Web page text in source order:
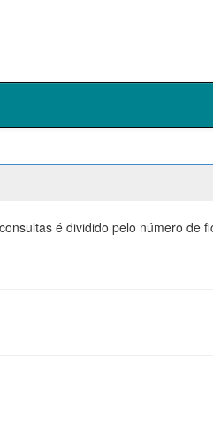
é dividido pelo número de